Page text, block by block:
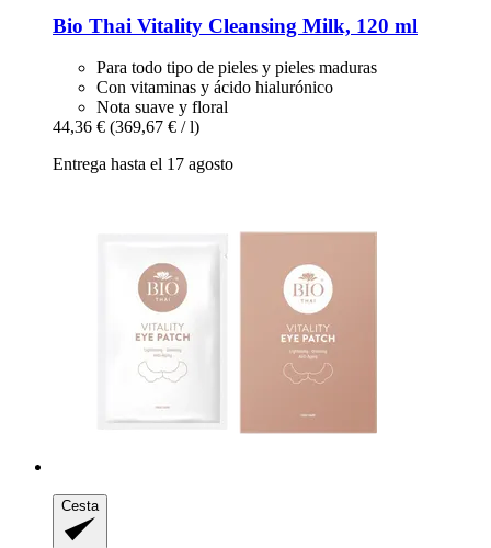
Bio Thai Vitality Cleansing Milk, 120 ml
Para todo tipo de pieles y pieles maduras
Con vitaminas y ácido hialurónico
Nota suave y floral
44,36 € (369,67 € / l)
Entrega hasta el 17 agosto
Cesta